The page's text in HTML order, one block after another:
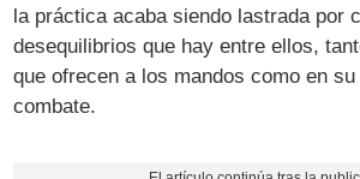
la práctica acaba siendo lastrada por
desequilibrios que hay entre ellos,
que ofrecen a los mandos como en
combate.